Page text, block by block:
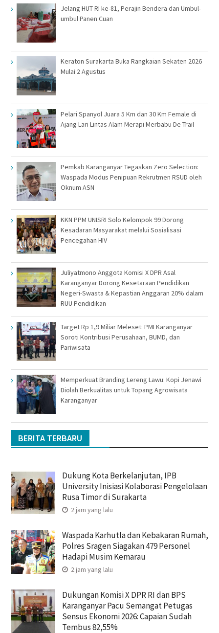
Jelang HUT RI ke-81, Perajin Bendera dan Umbul-
umbul Panen Cuan
Keraton Surakarta Buka Rangkaian Sekaten 2026
Mulai 2 Agustus
Pelari Spanyol Juara 5 Km dan 30 Km Female di
Ajang Lari Lintas Alam Merapi Merbabu De Trail
Pemkab Karanganyar Tegaskan Zero Selection:
Waspada Modus Penipuan Rekrutmen RSUD oleh
Oknum ASN
KKN PPM UNISRI Solo Kelompok 99 Dorong
Kesadaran Masyarakat melalui Sosialisasi
Pencegahan HIV
Juliyatmono Anggota Komisi X DPR Asal
Karanganyar Dorong Kesetaraan Pendidikan
Negeri-Swasta & Kepastian Anggaran 20% dalam
RUU Pendidikan
Target Rp 1,9 Miliar Meleset: PMI Karanganyar
Soroti Kontribusi Perusahaan, BUMD, dan
Pariwisata
Memperkuat Branding Lereng Lawu: Kopi Jenawi
Diolah Berkualitas untuk Topang Agrowisata
Karanganyar
BERITA TERBARU
Dukung Kota Berkelanjutan, IPB
University Inisiasi Kolaborasi Pengelolaan
Rusa Timor di Surakarta
2 jam yang lalu
Waspada Karhutla dan Kebakaran Rumah,
Polres Sragen Siagakan 479 Personel
Hadapi Musim Kemarau
2 jam yang lalu
Dukungan Komisi X DPR RI dan BPS
Karanganyar Pacu Semangat Petugas
Sensus Ekonomi 2026: Capaian Sudah
Tembus 82,55%